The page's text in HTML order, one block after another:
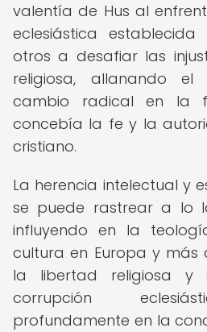
valentía de Hus al
eclesiástica
otros a desafiar las
religiosa, allanando
cambio radical en la
concebía la fe y la
cristiano.
La herencia intelectual y
se puede rastrear a lo
influyendo en la
cultura en Europa y más
la libertad religiosa
corrupción
profundamente en la